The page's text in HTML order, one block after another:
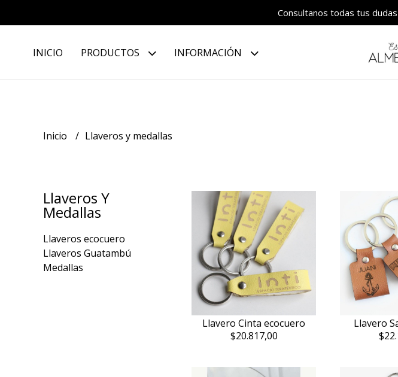
Consultanos todas tus
INICIO PRODUCTOS INFORMACIÓN
Inicio Llaveros y medallas
Llaveros Y
Medallas
Llaveros ecocuero
Llaveros Guatambú
Medallas
Llavero Cinta ecocuero
$20.817,00
Llavero